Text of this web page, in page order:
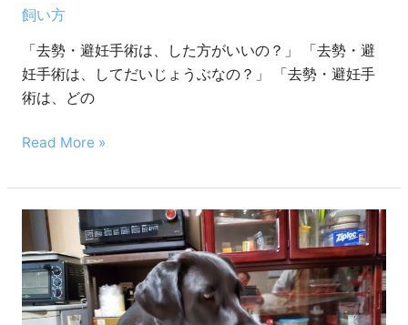
飼い方
「去勢・避妊手術は、した方がいいの？」 「去勢・避
妊手術は、してだいじょうぶなの？」 「去勢・避妊手
術は、どの
術
の
時
期
メ
ッ
ト
デ
メ
リ
Read More »
ラ
ド
ー